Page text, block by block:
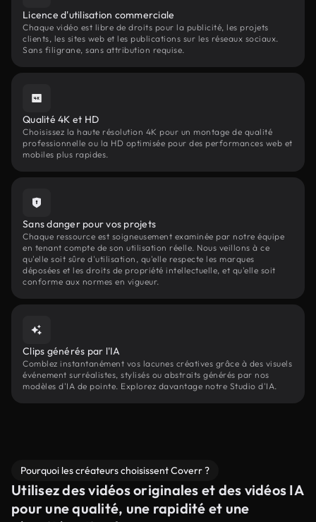
Licence d'utilisation commerciale
Chaque vidéo est libre de droits pour la publicité, les projets
clients, les sites web et les publications sur les réseaux sociaux.
Sans filigrane, sans attribution requise.
Qualité 4K et HD
Choisissez la haute résolution 4K pour un montage de qualité
professionnelle ou la HD optimisée pour des performances web et
mobiles plus rapides.
Sans danger pour vos projets
Chaque ressource est soigneusement examinée par notre équipe
en tenant compte de son utilisation réelle. Nous veillons à ce
qu'elle soit sûre d'utilisation, qu'elle respecte les marques
déposées et les droits de propriété intellectuelle, et qu'elle soit
conforme aux normes en vigueur.
Clips générés par l'IA
Comblez instantanément vos lacunes créatives grâce à des visuels
événement surréalistes, stylisés ou abstraits générés par nos
modèles d'IA de pointe. Explorez davantage notre Studio d'IA.
Pourquoi les créateurs choisissent Coverr ?
Utilisez des vidéos originales et des vidéos IA
pour une qualité, une rapidité et une